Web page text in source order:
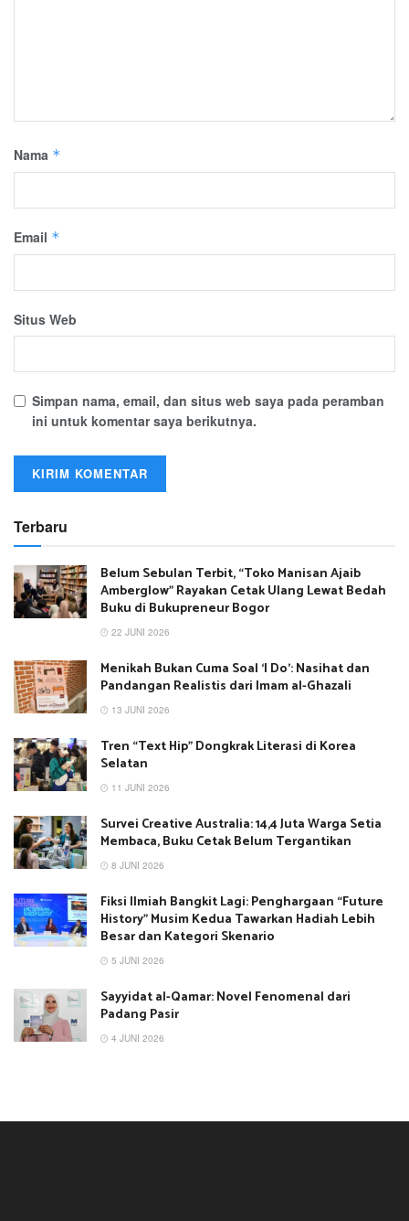
Nama *
Email *
Situs Web
Simpan nama, email, dan situs web saya pada peramban
ini untuk komentar saya berikutnya.
Terbaru
Belum Sebulan Terbit, “Toko Manisan Ajaib
Amberglow” Rayakan Cetak Ulang Lewat Bedah
Buku di Bukupreneur Bogor
22 JUNI 2026
Menikah Bukan Cuma Soal ‘I Do’: Nasihat dan
Pandangan Realistis dari Imam al-Ghazali
13 JUNI 2026
Tren “Text Hip” Dongkrak Literasi di Korea
Selatan
11 JUNI 2026
Survei Creative Australia: 14,4 Juta Warga Setia
Membaca, Buku Cetak Belum Tergantikan
8 JUNI 2026
Fiksi Ilmiah Bangkit Lagi: Penghargaan “Future
History” Musim Kedua Tawarkan Hadiah Lebih
Besar dan Kategori Skenario
5 JUNI 2026
Sayyidat al-Qamar: Novel Fenomenal dari
Padang Pasir
4 JUNI 2026